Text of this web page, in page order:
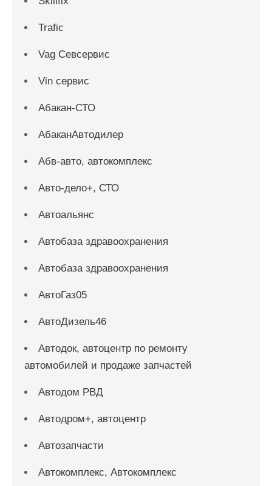
Trafic
Vag Севсервис
Vin сервис
Абакан-СТО
АбаканАвтодилер
Абв-авто, автокомплекс
Авто-дело+, СТО
Автоальянс
Автобаза здравоохранения
Автобаза здравоохранения
АвтоГаз05
АвтоДизель46
Автодок, автоцентр по ремонту
автомобилей и продаже запчастей
Автодом РВД
Автодром+, автоцентр
Автозапчасти
Автокомплекс, Автокомплекс